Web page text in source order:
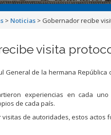
> Noticias > Gobernador recibe
visita
General de la hermana
experiencias en cada
de cada país.
visitas de autoridades, estos